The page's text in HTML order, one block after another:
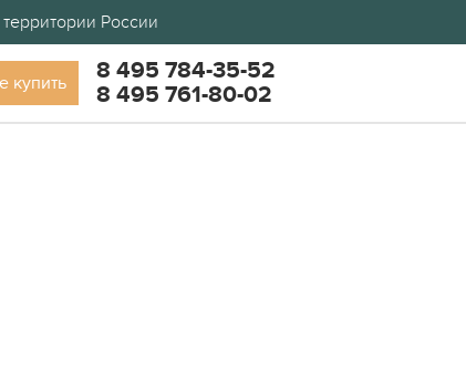
России
купить
8 495 784-35-52
8 495 761-80-02